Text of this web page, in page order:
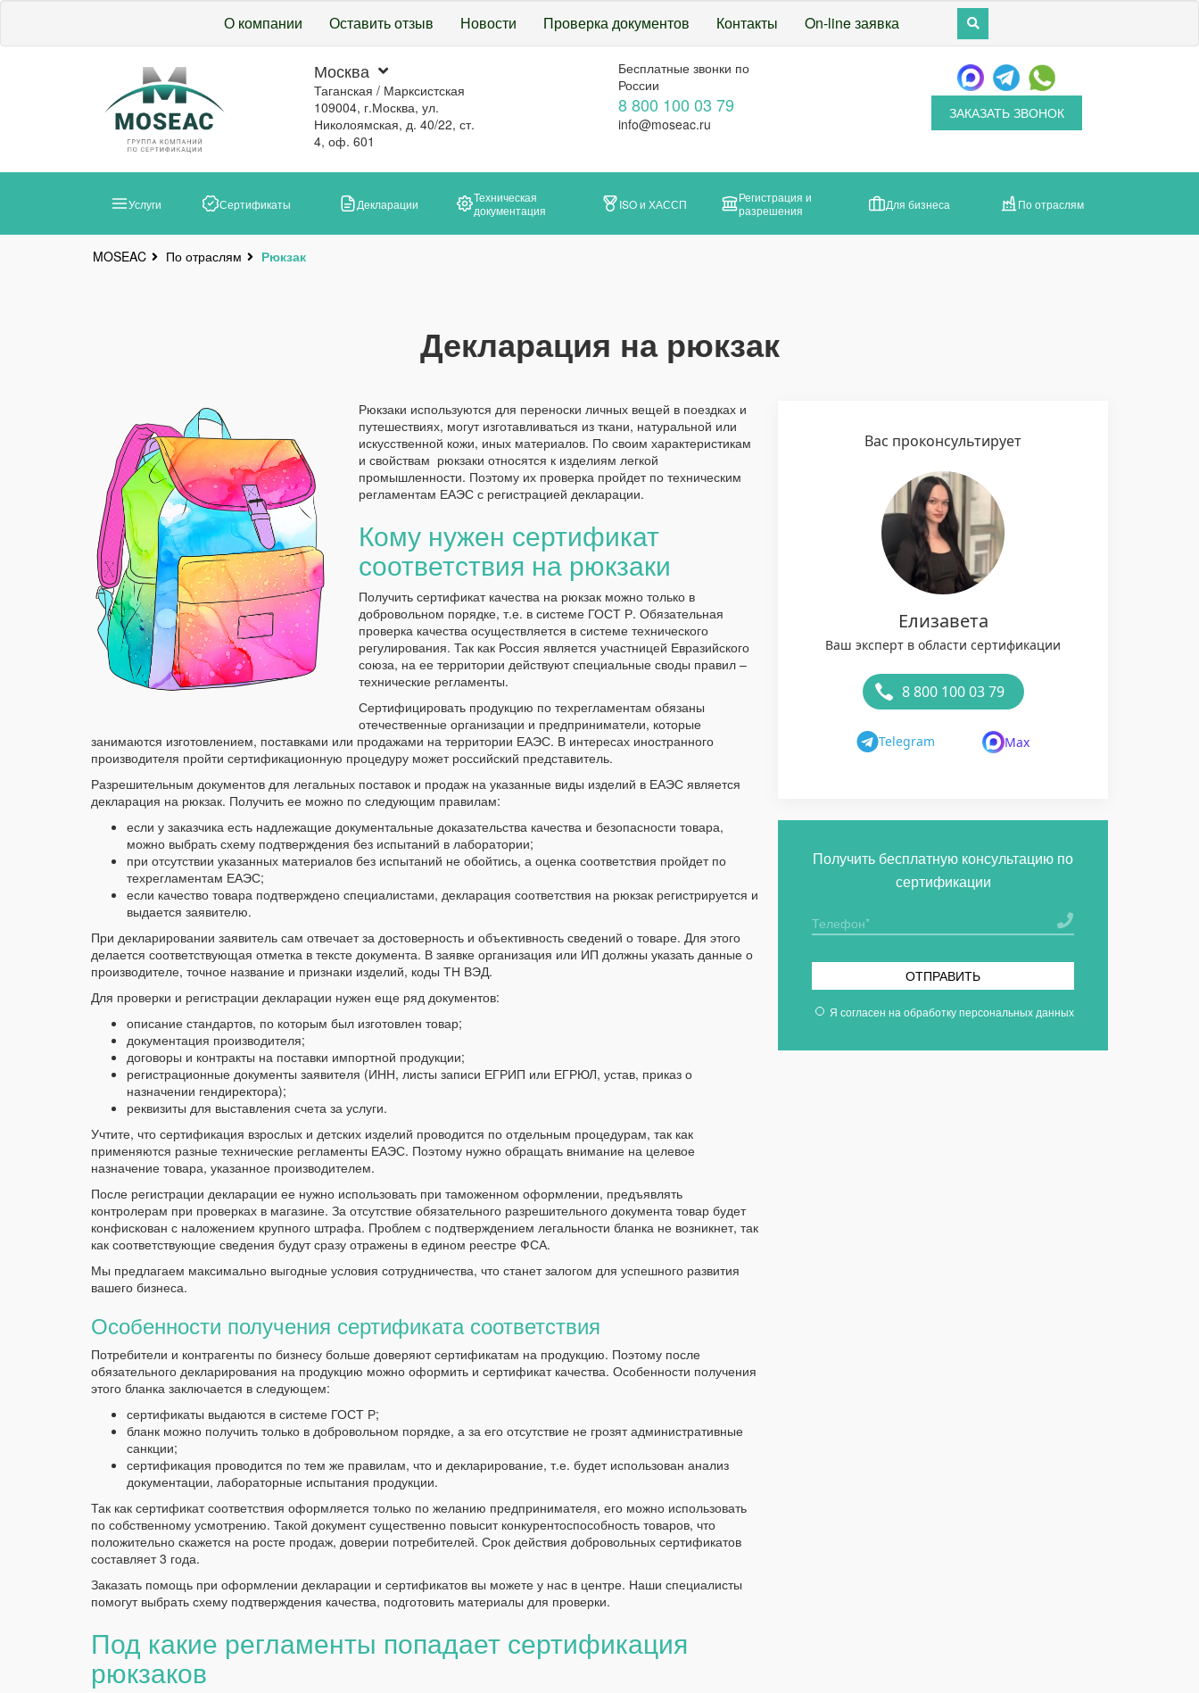
О компании Оставить отзыв Новости Проверка документов Контакты On-line заявка
Москва
Таганская / Марксистская
109004, г.Москва, ул.
Николоямская, д. 40/22, ст.
4, оф. 601
Бесплатные звонки по
России
8 800 100 03 79
info@moseac.ru
ЗАКАЗАТЬ ЗВОНОК
Услуги Сертификаты Декларации
Техническая
документация
ISO и ХАССП
Регистрация и
разрешения
Для бизнеса По отраслям
MOSEAC По отраслям Рюкзак
Декларация на рюкзак
Рюкзаки используются для переноски личных вещей в поездках и
путешествиях, могут изготавливаться из ткани, натуральной или
искусственной кожи, иных материалов. По своим характеристикам
и свойствам рюкзаки относятся к изделиям легкой
промышленности. Поэтому их проверка пройдет по техническим
регламентам ЕАЭС с регистрацией декларации.
Кому нужен сертификат
соответствия на рюкзаки
Получить сертификат качества на рюкзак можно только в
добровольном порядке, т.е. в системе ГОСТ Р. Обязательная
проверка качества осуществляется в системе технического
регулирования. Так как Россия является участницей Евразийского
союза, на ее территории действуют специальные своды правил –
технические регламенты.
Сертифицировать продукцию по техрегламентам обязаны
отечественные организации и предприниматели, которые
занимаются изготовлением, поставками или продажами на территории ЕАЭС. В интересах иностранного
производителя пройти сертификационную процедуру может российский представитель.
Разрешительным документов для легальных поставок и продаж на указанные виды изделий в ЕАЭС является
декларация на рюкзак. Получить ее можно по следующим правилам:
если у заказчика есть надлежащие документальные доказательства качества и безопасности товара,
можно выбрать схему подтверждения без испытаний в лаборатории;
при отсутствии указанных материалов без испытаний не обойтись, а оценка соответствия пройдет по
техрегламентам ЕАЭС;
если качество товара подтверждено специалистами, декларация соответствия на рюкзак регистрируется и
выдается заявителю.
При декларировании заявитель сам отвечает за достоверность и объективность сведений о товаре. Для этого
делается соответствующая отметка в тексте документа. В заявке организация или ИП должны указать данные о
производителе, точное название и признаки изделий, коды ТН ВЭД.
Для проверки и регистрации декларации нужен еще ряд документов:
описание стандартов, по которым был изготовлен товар;
документация производителя;
договоры и контракты на поставки импортной продукции;
регистрационные документы заявителя (ИНН, листы записи ЕГРИП или ЕГРЮЛ, устав, приказ о
назначении гендиректора);
реквизиты для выставления счета за услуги.
Учтите, что сертификация взрослых и детских изделий проводится по отдельным процедурам, так как
применяются разные технические регламенты ЕАЭС. Поэтому нужно обращать внимание на целевое
назначение товара, указанное производителем.
После регистрации декларации ее нужно использовать при таможенном оформлении, предъявлять
контролерам при проверках в магазине. За отсутствие обязательного разрешительного документа товар будет
конфискован с наложением крупного штрафа. Проблем с подтверждением легальности бланка не возникнет, так
как соответствующие сведения будут сразу отражены в едином реестре ФСА.
Мы предлагаем максимально выгодные условия сотрудничества, что станет залогом для успешного развития
вашего бизнеса.
Особенности получения сертификата соответствия
Потребители и контрагенты по бизнесу больше доверяют сертификатам на продукцию. Поэтому после
обязательного декларирования на продукцию можно оформить и сертификат качества. Особенности получения
этого бланка заключается в следующем:
сертификаты выдаются в системе ГОСТ Р;
бланк можно получить только в добровольном порядке, а за его отсутствие не грозят административные
санкции;
сертификация проводится по тем же правилам, что и декларирование, т.е. будет использован анализ
документации, лабораторные испытания продукции.
Так как сертификат соответствия оформляется только по желанию предпринимателя, его можно использовать
по собственному усмотрению. Такой документ существенно повысит конкурентоспособность товаров, что
положительно скажется на росте продаж, доверии потребителей. Срок действия добровольных сертификатов
составляет 3 года.
Заказать помощь при оформлении декларации и сертификатов вы можете у нас в центре. Наши специалисты
помогут выбрать схему подтверждения качества, подготовить материалы для проверки.
Под какие регламенты попадает сертификация
рюкзаков
Вас проконсультирует
Елизавета
Ваш эксперт в области сертификации
8 800 100 03 79
Telegram Max
Получить бесплатную консультацию по
сертификации
ОТПРАВИТЬ
Я согласен на обработку персональных данных